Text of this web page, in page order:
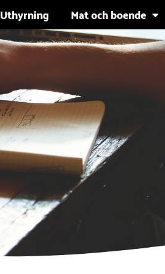
Uthyrning Mat och boende